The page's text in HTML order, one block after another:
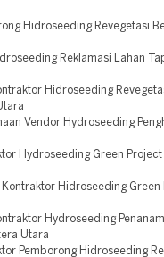
Hidroseeding Revegetasi
Reklamasi Lahan
Hidroseeding
Vendor Hydroseeding
Hydroseeding Green Project
Hidroseeding Green
Hydroseeding
Utara
Pemborong Hidroseeding